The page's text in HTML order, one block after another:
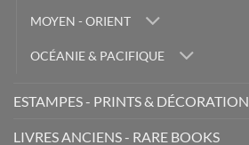
MOYEN - ORIENT
OCÉANIE & PACIFIQUE
ESTAMPES - PRINTS & DÉCORATION
LIVRES ANCIENS - RARE BOOKS